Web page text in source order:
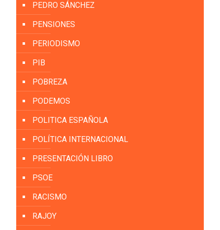
PEDRO SÁNCHEZ
PENSIONES
PERIODISMO
PIB
POBREZA
PODEMOS
POLITICA ESPAÑOLA
POLÍTICA INTERNACIONAL
PRESENTACIÓN LIBRO
PSOE
RACISMO
RAJOY